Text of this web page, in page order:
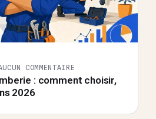
: comment choisir,
2026
COMMENTAIRE